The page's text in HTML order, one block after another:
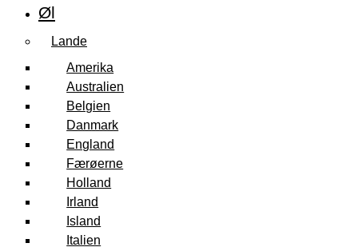
Øl
Lande
Amerika
Australien
Belgien
Danmark
England
Færøerne
Holland
Irland
Island
Italien